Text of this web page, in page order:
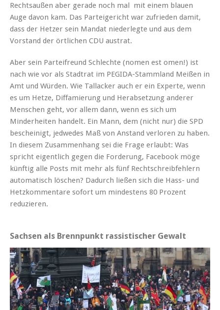
Rechtsaußen aber gerade noch mal mit einem blauen
Auge davon kam. Das Parteigericht war zufrieden damit,
dass der Hetzer sein Mandat niederlegte und aus dem
Vorstand der örtlichen CDU austrat.
Aber sein Parteifreund Schlechte (nomen est omen!) ist
nach wie vor als Stadtrat im PEGIDA-Stammland Meißen in
Amt und Würden. Wie Tallacker auch er ein Experte, wenn
es um Hetze, Diffamierung und Herabsetzung anderer
Menschen geht, vor allem dann, wenn es sich um
Minderheiten handelt. Ein Mann, dem (nicht nur) die SPD
bescheinigt, jedwedes Maß von Anstand verloren zu haben.
In diesem Zusammenhang sei die Frage erlaubt: Was
spricht eigentlich gegen die Forderung, Facebook möge
künftig alle Posts mit mehr als fünf Rechtschreibfehlern
automatisch löschen? Dadurch ließen sich die Hass- und
Hetzkommentare sofort um mindestens 80 Prozent
reduzieren.
Sachsen als Brennpunkt rassistischer Gewalt